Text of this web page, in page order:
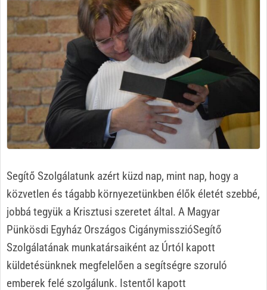
Segítő Szolgálatunk azért küzd nap, mint nap, hogy a
közvetlen és tágabb környezetünkben élők életét szebbé,
jobbá tegyük a Krisztusi szeretet által. A Magyar
Pünkösdi Egyház Országos CigánymisszióSegítő
Szolgálatának munkatársaiként az Úrtól kapott
küldetésünknek megfelelően a segítségre szoruló
emberek felé szolgálunk. Istentől kapott